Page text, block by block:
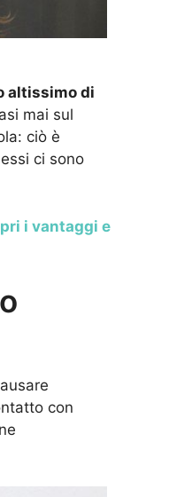
altissimo di
mai sul
ciò è
ci sono
i vantaggi e
con